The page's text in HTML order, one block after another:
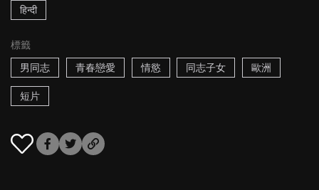
हिन्दी
標籤
男同志
青春戀愛 情慾 同志子女 歐洲
短片